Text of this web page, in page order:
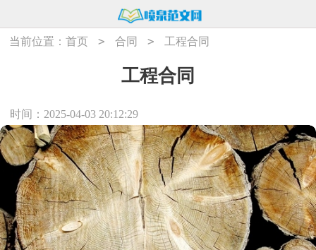
当前位置：首页 > 合同 > 工程合同
工程合同
时间：2025-04-03 20:12:29